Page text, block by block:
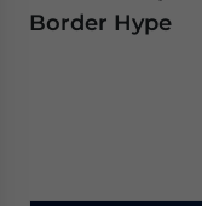
Border Hype